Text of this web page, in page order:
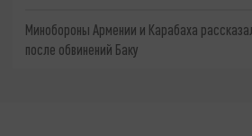
Минобороны Армении и Карабаха
после обвинений Баку